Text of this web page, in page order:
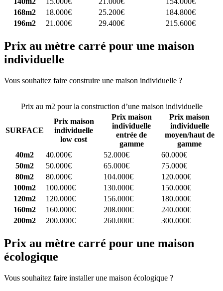
168m2
18.000€ 25.200€
184.800€
196m2
21.000€ 29.400€ 215.600€
Prix au mètre carré pour une maison
individuelle
Vous souhaitez faire construire une maison individuelle ?
Prix au m2 pour la construction d’une maison individuelle
SURFACE
Prix maison
individuelle
low cost
Prix maison
individuelle
entrée de
gamme
Prix maison
individuelle
moyen/haut de
gamme
40m2
40.000€ 52.000€
60.000€
50m2
50.000€ 65.000€
75.000€
80m2
80.000€ 104.000€
120.000€
100m2
100.000€ 130.000€
150.000€
120m2
120.000€ 156.000€
180.000€
160m2
160.000€ 208.000€
240.000€
200m2
200.000€ 260.000€ 300.000€
Prix au mètre carré pour une maison
écologique
Vous souhaitez faire installer une maison écologique ?